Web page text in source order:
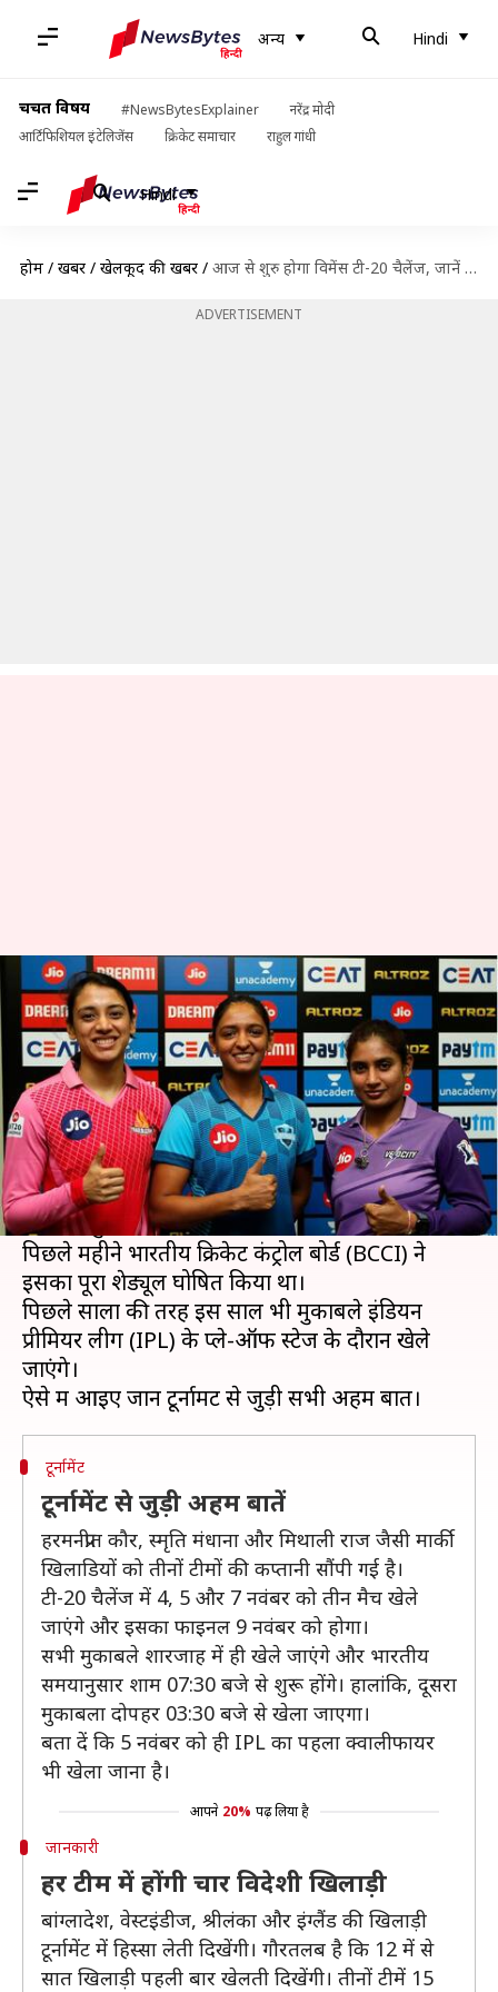
अन्य Hindi
चर्चित विषय #NewsBytesExplainer
नरेंद्र मोदी
आर्टिफिशियल इंटेलिजेंस
क्रिकेट समाचार राहुल गांधी
Hindi
होम / खबरें / खेलकूद की खबरें / आज से शुरु होगा विमेंस टी-20 चैलेंज, जानें इससे जुड़ी अहम बातें
ADVERTISEMENT
आज से शुरु होगा विमेंस टी-20 चैलेंज,
जानें इससे जुड़ी अहम बातें
लेखन Neeraj Pandey Nov 04, 2020 12:10 pm
क्या है खबर?
विमेंस टी-20 चैलेंज का तीसरा सीजन आज से UAE के
शारजाह में शुरु होगा और सीजन का पहला मैच डिफेंडिंग
चैंपियन सुपरनोवाज तथा वेलोसिटी के बीच खेला जाएगा।
पिछले महीने भारतीय क्रिकेट कंट्रोल बोर्ड (BCCI) ने
इसका पूरा शेड्यूल घोषित किया था।
पिछले सालों की तरह इस साल भी मुकाबले इंडियन
प्रीमियर लीग (IPL) के प्ले-ऑफ स्टेज के दौरान खेले
जाएंगे।
टूर्नामेंट
टूर्नामेंट से जुड़ी अहम बातें
हरमनप्रीत कौर, स्मृति मंधाना और मिथाली राज जैसी मार्की
खिलाडियों को तीनों टीमों की कप्तानी सौंपी गई है।
टी-20 चैलेंज में 4, 5 और 7 नवंबर को तीन मैच खेले
जाएंगे और इसका फाइनल 9 नवंबर को होगा।
सभी मुकाबले शारजाह में ही खेले जाएंगे और भारतीय
समयानुसार शाम 07:30 बजे से शुरू होंगे। हालांकि, दूसरा
मुकाबला दोपहर 03:30 बजे से खेला जाएगा।
बता दें कि 5 नवंबर को ही IPL का पहला क्वालीफायर
भी खेला जाना है।
आपने 20% पढ़ लिया है
जानकारी
हर टीम में होंगी चार विदेशी खिलाड़ी
बांग्लादेश, वेस्टइंडीज, श्रीलंका और इंग्लैंड की खिलाड़ी
टूर्नामेंट में हिस्सा लेती दिखेंगी। गौरतलब है कि 12 में से
सात खिलाड़ी पहली बार खेलती दिखेंगी। तीनों टीमें 15